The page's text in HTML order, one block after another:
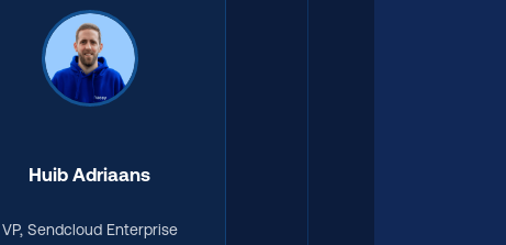
Huib Adriaans
VP, Sendcloud Enterprise